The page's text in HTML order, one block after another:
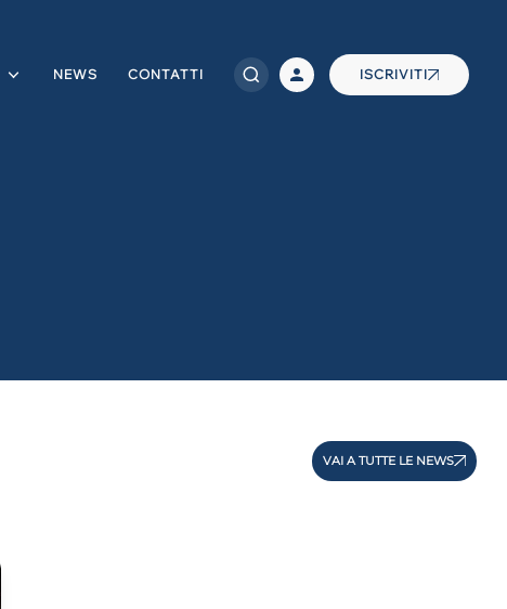
NEWS CONTATTI ISCRIVITI
VAI A TUTTE LE NEWS